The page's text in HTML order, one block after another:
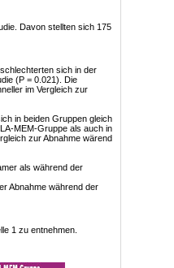
Davon stellten sich 175
sich in der
(P = 0.021). Die
im Vergleich zur
in beiden Gruppen gleich
MEM-Gruppe als auch in
zur Abnahme wärend
als während der
Abnahme während der
1 zu entnehmen.